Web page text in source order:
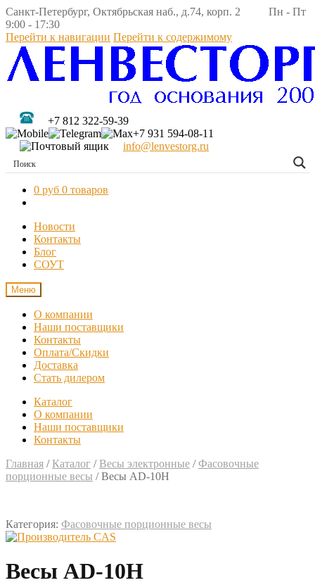
Санкт-Петербург, Октябрьская наб., д.74, корп. 2 Пн - Пт
9:00 - 17:30
Перейти к навигации Перейти к содержимому
+7 812 322-59-39
+7 931 594-08-11
info@lenvestorg.ru
0 руб 0 товаров
Новости
Контакты
Блог
СОУТ
Меню
О компании
Наши поставщики
Контакты
Оплата/Скидки
Доставка
Стать дилером
Каталог
О компании
Наши поставщики
Контакты
Главная / Каталог / Весы электронные /Фасовочные
порционные весы /Весы AD-10H
Категория: Фасовочные порционные весы
Весы AD-10H